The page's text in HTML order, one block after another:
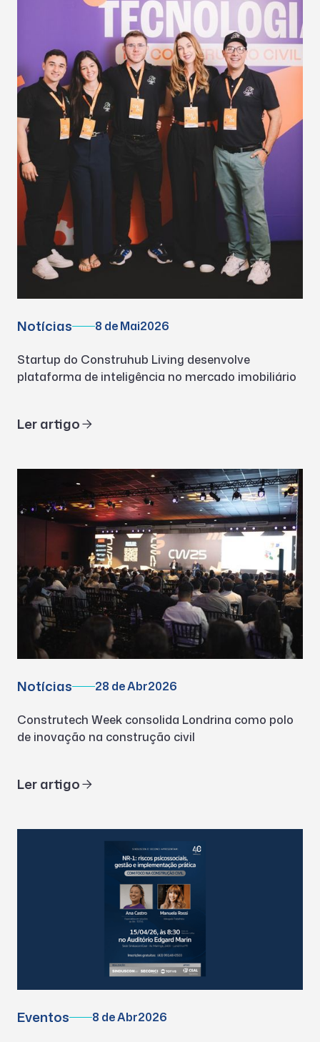
Notícias 8 de Mai2026
Startup do Construhub Living desenvolve
plataforma de inteligência no mercado imobiliário
Ler artigo
Notícias 28 de Abr2026
Construtech Week consolida Londrina como polo
de inovação na construção civil
Ler artigo
Eventos 8 de Abr2026